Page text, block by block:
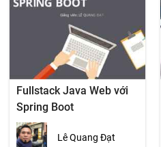
Fullstack Java Web với
Spring Boot
Lê Quang Đạt